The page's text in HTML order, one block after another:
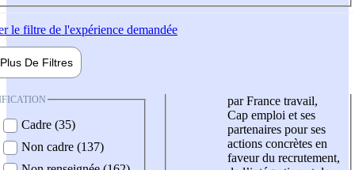
le filtre de l'expérience demandée
Plus De Filtres
Cadre (35)
Non cadre (137)
par France travail,
Cap emploi et ses
partenaires pour ses
actions concrètes en
faveur du recrutement,